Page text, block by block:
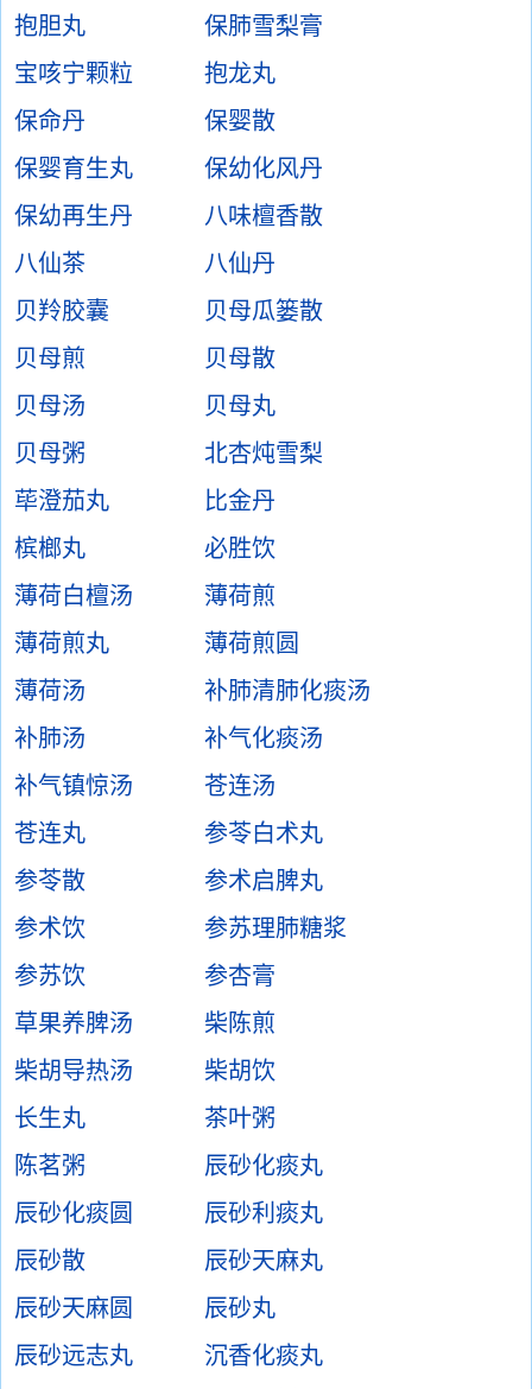
抱胆丸
保肺雪梨膏
宝咳宁颗粒
抱龙丸
保命丹
保婴散
保婴育生丸
保幼化风丹
保幼再生丹
八味檀香散
八仙茶
八仙丹
贝羚胶囊
贝母瓜篓散
贝母煎
贝母散
贝母汤
贝母丸
贝母粥
北杏炖雪梨
荜澄茄丸
比金丹
槟榔丸
必胜饮
薄荷白檀汤
薄荷煎
薄荷煎丸
薄荷煎圆
薄荷汤
补肺清肺化痰汤
补肺汤
补气化痰汤
补气镇惊汤
苍连汤
苍连丸
参苓白术丸
参苓散
参术启脾丸
参术饮
参苏理肺糖浆
参苏饮
参杏膏
草果养脾汤
柴陈煎
柴胡导热汤
柴胡饮
长生丸
茶叶粥
陈茗粥
辰砂化痰丸
辰砂化痰圆
辰砂利痰丸
辰砂散
辰砂天麻丸
辰砂天麻圆
辰砂丸
辰砂远志丸
沉香化痰丸